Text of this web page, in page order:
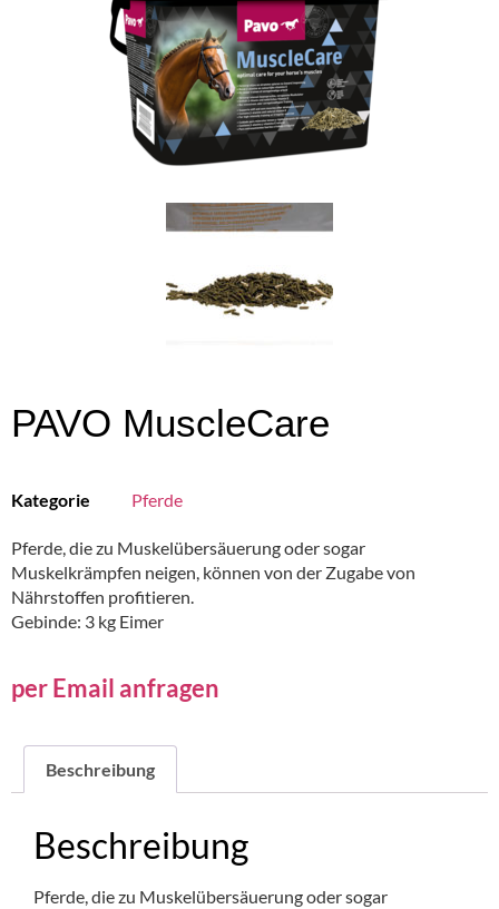
PAVO MuscleCare
Kategorie Pferde
Pferde, die zu Muskelübersäuerung oder sogar
Muskelkrämpfen neigen, können von der Zugabe von
Nährstoffen profitieren.
Gebinde: 3 kg Eimer
per Email anfragen
Beschreibung
Beschreibung
Pferde, die zu Muskelübersäuerung oder sogar